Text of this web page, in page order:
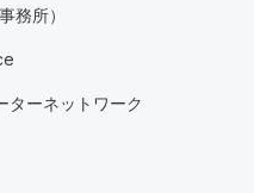
務所）
ターネットワーク